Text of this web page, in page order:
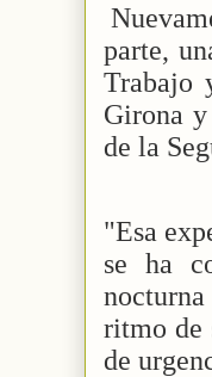
parte,
Trabajo
Girona
de la
"Esa
se ha
ritmo de
de